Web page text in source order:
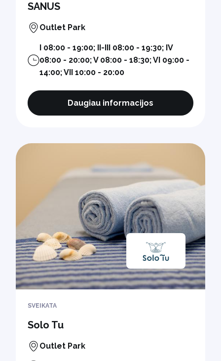
SANUS
Outlet Park
I 08:00 - 19:00; II-III 08:00 - 19:30; IV
08:00 - 20:00; V 08:00 - 18:30; VI 09:00 -
14:00; VII 10:00 - 20:00
Daugiau informacijos
SVEIKATA
Solo Tu
Outlet Park